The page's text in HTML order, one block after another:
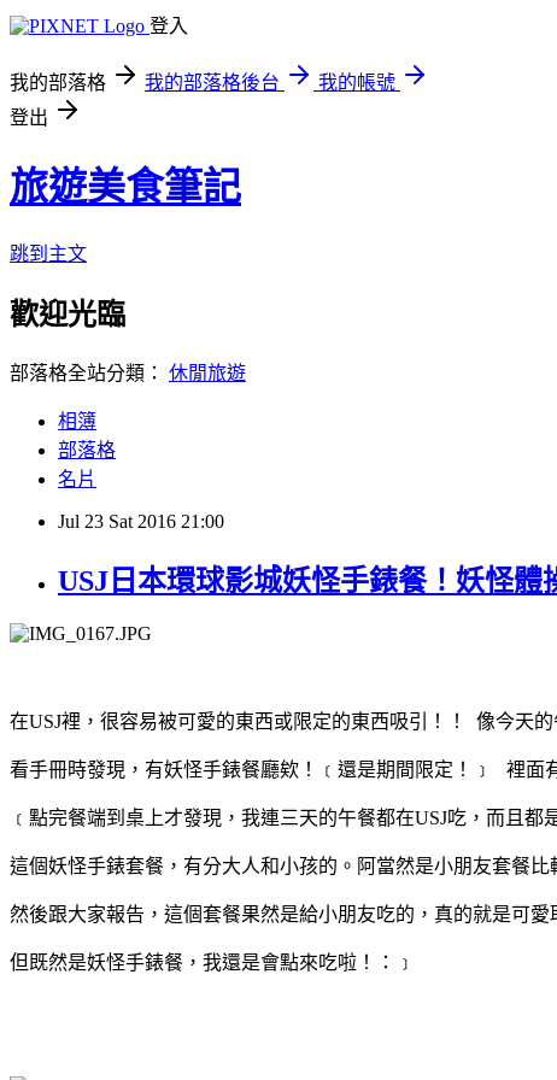
登入
我的部落格 我的部落格後台
我的帳號
登出
旅遊美食筆記
跳到主文
歡迎光臨
部落格全站分類： 休閒旅遊
相簿
部落格
名片
Jul 23 Sat 2016 21:00
USJ日本環球影城妖怪手錶餐！妖怪體
在USJ裡，很容易被可愛的東西或限定的東西吸引！！ 像今天的
看手冊時發現，有妖怪手錶餐廳欸！﹝還是期間限定！﹞ 裡面
﹝點完餐端到桌上才發現，我連三天的午餐都在USJ吃，而且
這個妖怪手錶套餐，有分大人和小孩的。阿當然是小朋友套餐
然後跟大家報告，這個套餐果然是給小朋友吃的，真的就是可愛
但既然是妖怪手錶餐，我還是會點來吃啦！：﹞